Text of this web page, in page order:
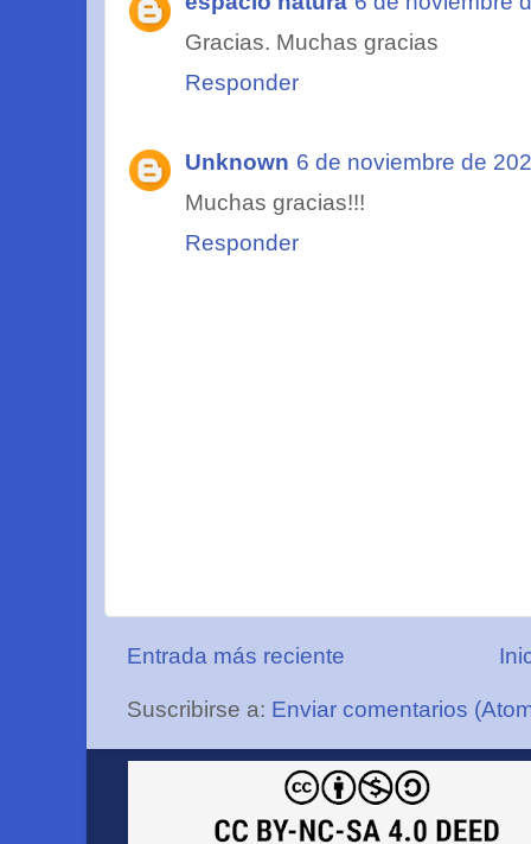
Gracias. Muchas gracias
Responder
Unknown 6 de noviembre de
Muchas gracias!!!
Responder
Entrada más reciente
Suscribirse a: Enviar comentarios